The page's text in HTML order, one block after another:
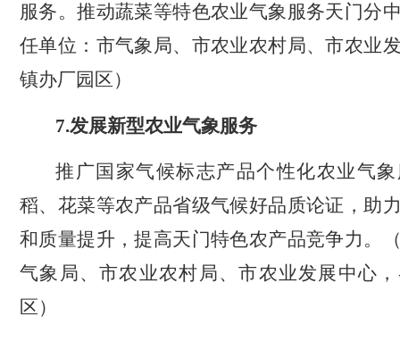
服务。推动蔬菜等特色农业气象服务天门分
任单位：市气象局、市农业农村局、市农业
镇办厂园区）
7.发展新型农业气象服务
推广国家气候标志产品个性化农业气
稻、花菜等农产品省级气候好品质论证，助
和质量提升，提高天门特色农产品竞争力。
气象局、市农业农村局、市农业发展中心
区）